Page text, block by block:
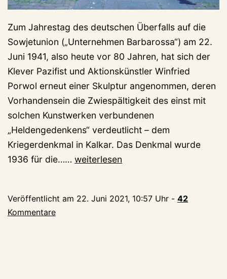
Zum Jahrestag des deutschen Überfalls auf die
Sowjetunion („Unternehmen Barbarossa“) am 22.
Juni 1941, also heute vor 80 Jahren, hat sich der
Klever Pazifist und Aktionskünstler Winfried
Porwol erneut einer Skulptur angenommen, deren
Vorhandensein die Zwiespältigkeit des einst mit
solchen Kunstwerken verbundenen
„Heldengedenkens“ verdeutlicht – dem
Kriegerdenkmal in Kalkar. Das Denkmal wurde
1936 für die…… Neuer
weiterlesen
Veröffentlicht am 22. Juni 2021, 10:57 Uhr - 42
Kommentare